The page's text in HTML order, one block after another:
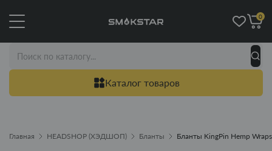
Каталог товаров
0
Главная HEADSHOP (ХЭДШОП) Бланты Бланты KingPin Hemp